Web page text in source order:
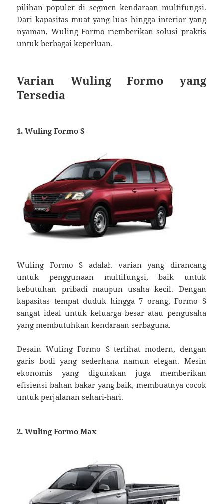
pilihan populer di segmen kendaraan multifungsi.
Dari kapasitas muat yang luas hingga interior yang
nyaman, Wuling Formo memberikan solusi praktis
untuk berbagai keperluan.
Varian Wuling Formo yang
Tersedia
1. Wuling Formo S
Wuling Formo S adalah varian yang dirancang
untuk penggunaan multifungsi, baik untuk
kebutuhan pribadi maupun usaha kecil. Dengan
kapasitas tempat duduk hingga 7 orang, Formo S
sangat ideal untuk keluarga besar atau pengusaha
yang membutuhkan kendaraan serbaguna.
Desain Wuling Formo S terlihat modern, dengan
garis bodi yang sederhana namun elegan. Mesin
ekonomis yang digunakan juga memberikan
efisiensi bahan bakar yang baik, membuatnya cocok
untuk perjalanan sehari-hari.
2. Wuling Formo Max